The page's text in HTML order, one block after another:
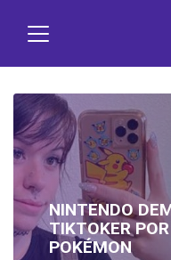
NINTENDO
TIKTOKER
POKÉMON